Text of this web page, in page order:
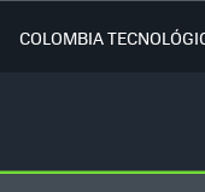
COLOMBIA